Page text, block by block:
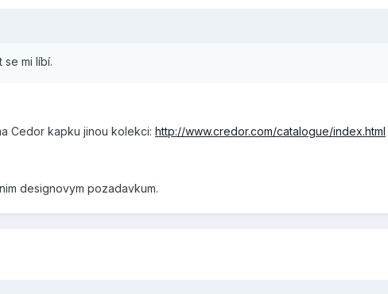
mi líbí.
Cedor kapku jinou kolekci: http://www.credor.com/catalogue/index.html
designovym pozadavkum.